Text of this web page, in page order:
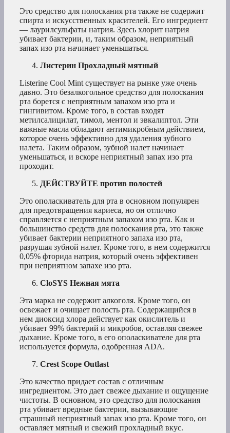
Это средство для полоскания рта также не содержит
спирта и искусственных красителей. Его ингредиент
— лаурилсульфаты натрия. Здесь хлорит натрия
убивает бактерии, и, таким образом, неприятный
запах изо рта начинает уменьшаться.
Листерин Прохладный мятный
Listerine Cool Mint существует на рынке уже очень
давно. Это безалкогольное средство для полоскания
рта борется с неприятным запахом изо рта и
гингивитом. Кроме того, в состав входят
метилсалицилат, тимол, ментол и эвкалиптол. Эти
важные масла обладают антимикробным действием,
которое очень эффективно для удаления зубного
налета. Таким образом, зубной налет начинает
уменьшаться, и вскоре неприятный запах изо рта
проходит.
ДЕЙСТВУЙТЕ против полостей
Это ополаскиватель для рта в основном популярен
для предотвращения кариеса, но он отлично
справляется с неприятным запахом изо рта. Как и
большинство средств для полоскания рта, это также
убивает бактерии неприятного запаха изо рта,
разрушая зубной налет. Кроме того, в нем содержится
0,05% фторида натрия, который очень эффективен
при неприятном запахе изо рта.
CloSYS Нежная мята
Эта марка не содержит алкоголя. Кроме того, он
освежает и очищает полость рта. Содержащийся в
нем диоксид хлора действует как окислитель и
убивает 99% бактерий и микробов, оставляя свежее
дыхание. Кроме того, в его ополаскивателе для рта
используется формула, одобренная ADA.
Crest Scope Outlast
Это качество придает состав с отличным
ингредиентом. Это дает свежее дыхание и ощущение
чистоты. В основном, это средство для полоскания
рта убивает вредные бактерии, вызывающие
страшный неприятный запах изо рта. Кроме того, он
оставляет мятный и свежий прохладный вкус.